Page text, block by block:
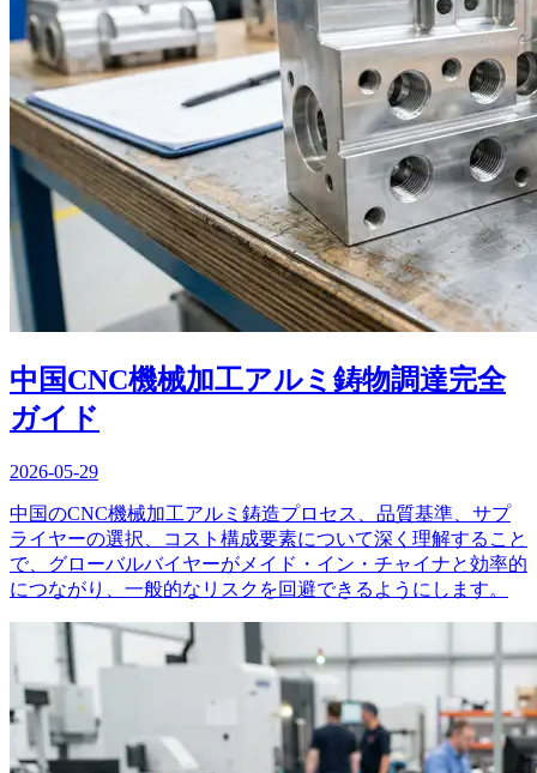
中国CNC機械加工アルミ鋳物調達完全
ガイド
2026-05-29
中国のCNC機械加工アルミ鋳造プロセス、品質基準、サプ
ライヤーの選択、コスト構成要素について深く理解すること
で、グローバルバイヤーがメイド・イン・チャイナと効率的
につながり、一般的なリスクを回避できるようにします。